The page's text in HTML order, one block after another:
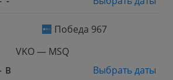
Победа 967
VKO — MSQ
В
Выбрать даты